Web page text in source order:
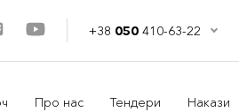
+38 050 410-63-22
Про нас Тендери Накази